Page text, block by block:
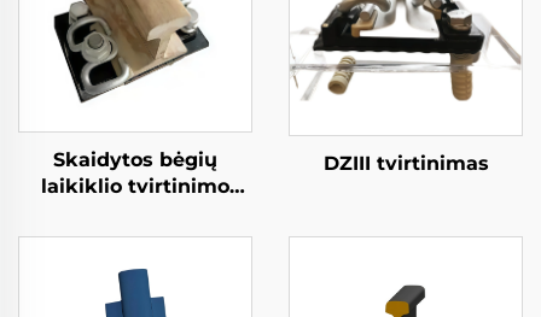
Skaidytos bėgių
laikiklio tvirtinimo
DZIII tvirtinimas